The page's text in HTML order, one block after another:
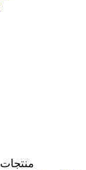
منتجات